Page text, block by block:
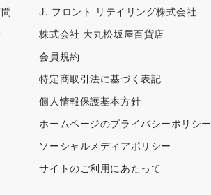
J. フロント リテイリング株式会社
株式会社 大丸松坂屋百貨店
会員規約
特定商取引法に基づく表記
個人情報保護基本方針
ホームページのプライバシーポリシー
ソーシャルメディアポリシー
サイトのご利用にあたって